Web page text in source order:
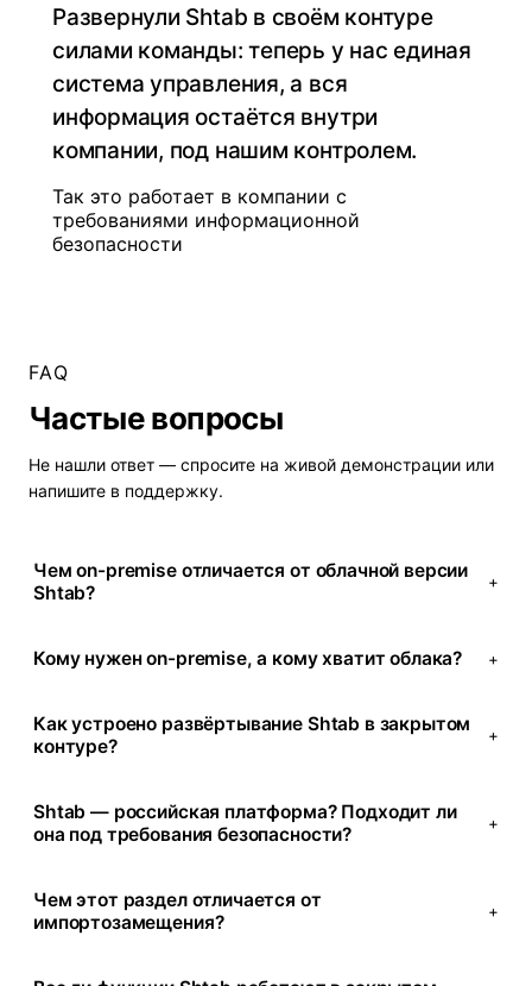
Развернули Shtab в своём контуре
силами команды: теперь у нас единая
система управления, а вся
информация остаётся внутри
компании, под нашим контролем.
Так это работает в компании с
требованиями информационной
безопасности
FAQ
Частые вопросы
Не нашли ответ — спросите на живой демонстрации или
напишите в поддержку.
Чем on-premise отличается от облачной версии
Shtab?
+
Кому нужен on-premise, а кому хватит облака? +
Как устроено развёртывание Shtab в закрытом
контуре?
+
Shtab — российская платформа? Подходит ли
она под требования безопасности?
+
Чем этот раздел отличается от
импортозамещения?
+